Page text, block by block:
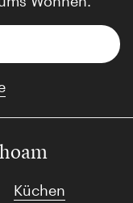
Küchen